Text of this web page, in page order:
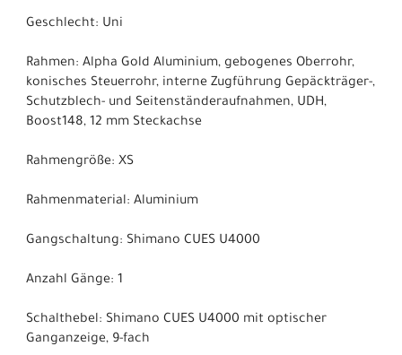
Geschlecht: Uni
Rahmen: Alpha Gold Aluminium, gebogenes Oberrohr,
konisches Steuerrohr, interne Zugführung Gepäckträger-,
Schutzblech- und Seitenständeraufnahmen, UDH,
Boost148, 12 mm Steckachse
Rahmengröße: XS
Rahmenmaterial: Aluminium
Gangschaltung: Shimano CUES U4000
Anzahl Gänge: 1
Schalthebel: Shimano CUES U4000 mit optischer
Ganganzeige, 9-fach